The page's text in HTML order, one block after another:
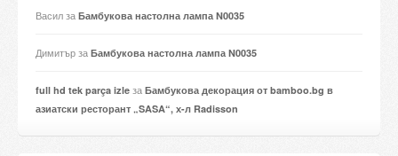
Василза Бамбукова настолна лампа N0035
Димитърза Бамбукова настолна лампа N0035
full hd tek parça izle за Бамбукова декорация от bamboo.bg в
азиатски ресторант „SASA“, х-л Radisson